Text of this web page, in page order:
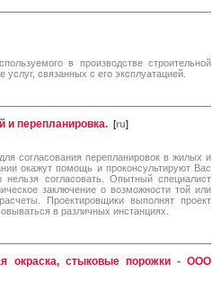
в производстве строительной
связанных с его эксплуатацией.
и перепланировка. [ru]
согласования перепланировок в жилых и
окажут помощь и проконсультируют Вас
согласовать. Опытный специалист
заключение о возможности той или
Проектировщики выполнят проект
в различных инстанциях.
окраска, стыковые порожки - ООО